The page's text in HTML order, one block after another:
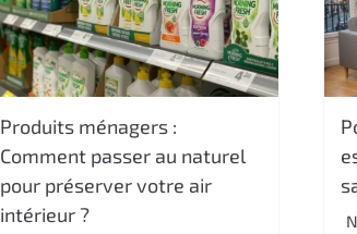
Produits ménagers :
Comment passer au naturel
pour préserver votre air
intérieur ?